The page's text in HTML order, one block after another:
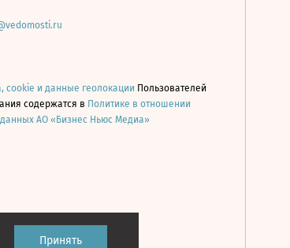
Принять
cookie и данные геолокации Пользователей
содержатся в Политике в отношении
АО «Бизнес Ньюс Медиа»